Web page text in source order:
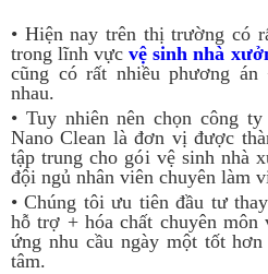
• Hiện nay trên thị trường có
trong lĩnh vựcvệ sinh nhà
cũng có rất nhiều phương
nhau.
• Tuy nhiên nên chọn công
Nano Clean là đơn vị được
tập trung cho gói vệ sinh nhà
đội ngủ nhân viên chuyên làm
• Chúng tôi ưu tiên đầu tư
hỗ trợ + hóa chất chuyên môn
ứng nhu cầu ngày một tốt
tâm.